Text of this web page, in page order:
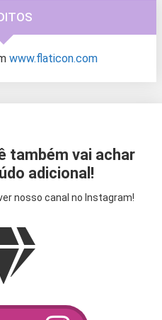
www.flaticon.com
também vai achar
adicional!
nosso canal no Instagram!